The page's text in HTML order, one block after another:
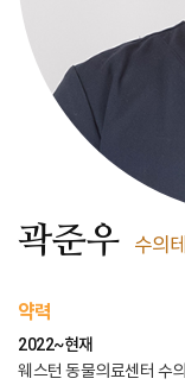
곽준우 수의
약력
2022~현재
웨스턴 동물의료센터 수